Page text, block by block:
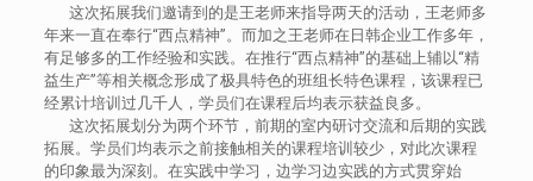
这次拓展我们邀请到的是王老师来指导两天的活动，王老师多
年来一直在奉行“西点精神”。而加之王老师在日韩企业工作多年，
有足够多的工作经验和实践。在推行“西点精神”的基础上辅以“精
益生产”等相关概念形成了极具特色的班组长特色课程，该课程已
经累计培训过几千人，学员们在课程后均表示获益良多。
这次拓展划分为两个环节，前期的室内研讨交流和后期的实践
拓展。学员们均表示之前接触相关的课程培训较少，对此次课程
的印象最为深刻。在实践中学习，边学习边实践的方式贯穿始